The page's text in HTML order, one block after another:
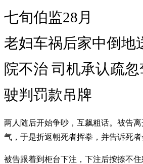
七旬伯监28月
老妇车祸后家中倒地
院不治 司机承认疏忽
驶判罚款吊牌
两人随后开始争吵，互飙粗话。被告
气，于是折返朝死者挥拳，并告诉死者
被告跟着到柜台下注，下注后按捺不